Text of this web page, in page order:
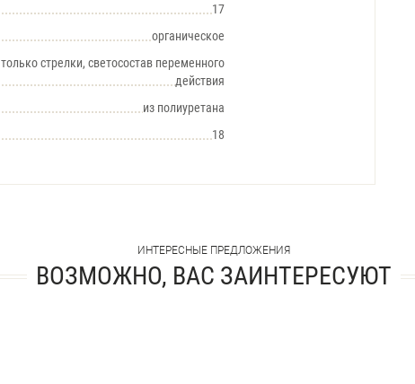
17
органическое
только стрелки, светосостав переменного
действия
из полиуретана
18
ИНТЕРЕСНЫЕ ПРЕДЛОЖЕНИЯ
ВОЗМОЖНО, ВАС ЗАИНТЕРЕСУЮТ